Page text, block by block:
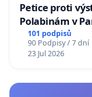
Petice proti
Polabinám v
101 podpisů
90 Podpisy / 7 dní
23 Jul 2026